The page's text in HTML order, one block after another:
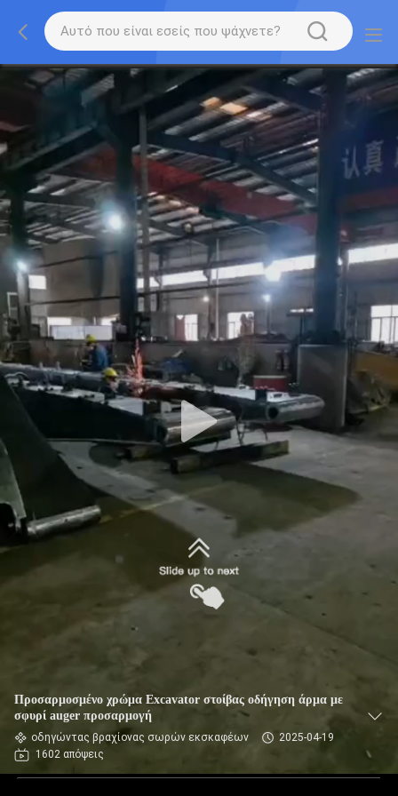
Προσαρμοσμένο χρώμα Excavator στοίβας οδήγηση άρμα με
σφυρί auger προσαρμογή
οδηγώντας βραχίονας σωρών εκσκαφέων
2025-04-19
1602 απόψεις